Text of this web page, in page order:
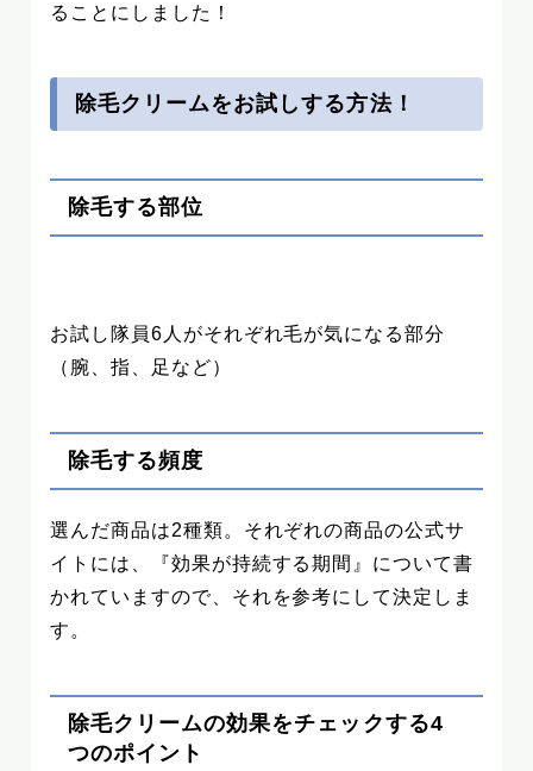
ることにしました！
除毛クリームをお試しする方法！
除毛する部位
お試し隊員6人がそれぞれ毛が気になる部分
（腕、指、足など）
除毛する頻度
選んだ商品は2種類。それぞれの商品の公式サ
イトには、『効果が持続する期間』について書
かれていますので、それを参考にして決定しま
す。
除毛クリームの効果をチェックする4
つのポイント